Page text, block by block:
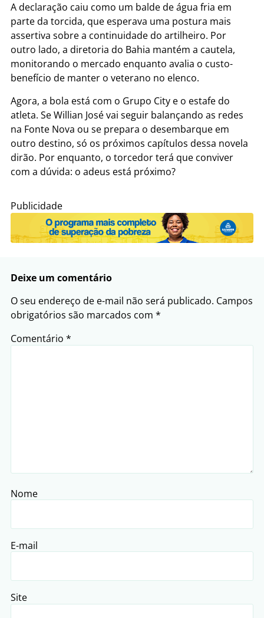
A declaração caiu como um balde de água fria em
parte da torcida, que esperava uma postura mais
assertiva sobre a continuidade do artilheiro. Por
outro lado, a diretoria do Bahia mantém a cautela,
monitorando o mercado enquanto avalia o custo-
benefício de manter o veterano no elenco.
Agora, a bola está com o Grupo City e o estafe do
atleta. Se Willian José vai seguir balançando as redes
na Fonte Nova ou se prepara o desembarque em
outro destino, só os próximos capítulos dessa novela
dirão. Por enquanto, o torcedor terá que conviver
com a dúvida: o adeus está próximo?
Publicidade
Deixe um comentário
O seu endereço de e-mail não será publicado. Campos
obrigatórios são marcados com *
Comentário *
Nome
E-mail
Site